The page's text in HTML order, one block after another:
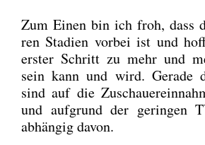
Zum Einen bin ich froh, dass
ren Sta­di­en vor­bei ist und
ers­ter Schritt zu mehr und
sein kann und wird. Gera­de
sind auf die
und auf­grund der gerin­gen
abhän­gig davon.